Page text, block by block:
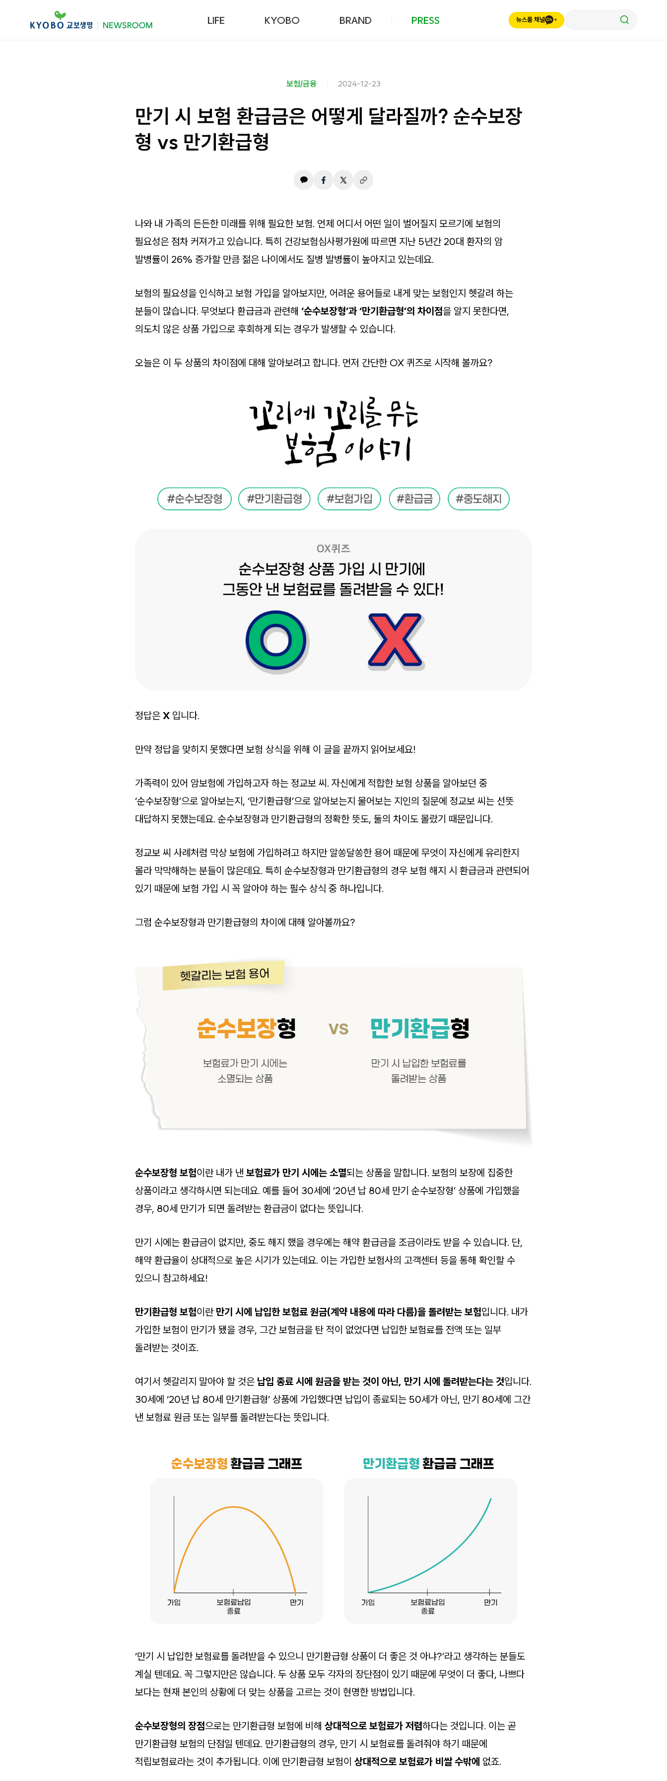
LIFE KYOBO BRAND PRESS 뉴스룸 채널
보험/금융 2024-12-23
만기 시 보험 환급금은 어떻게 달라질까? 순수보장
형 vs 만기환급형
나와 내 가족의 든든한 미래를 위해 필요한 보험. 언제 어디서 어떤 일이 벌어질지 모르기에 보험의
필요성은 점차 커져가고 있습니다. 특히 건강보험심사평가원에 따르면 지난 5년간 20대 환자의 암
발병률이 26% 증가할 만큼 젊은 나이에서도 질병 발병률이 높아지고 있는데요.
보험의 필요성을 인식하고 보험 가입을 알아보지만, 어려운 용어들로 내게 맞는 보험인지 헷갈려 하는
분들이 많습니다. 무엇보다 환급금과 관련해 ‘순수보장형’과 ‘만기환급형’의 차이점을 알지 못한다면,
의도치 않은 상품 가입으로 후회하게 되는 경우가 발생할 수 있습니다.
오늘은 이 두 상품의 차이점에 대해 알아보려고 합니다. 먼저 간단한 OX 퀴즈로 시작해 볼까요?
정답은 X 입니다.
만약 정답을 맞히지 못했다면 보험 상식을 위해 이 글을 끝까지 읽어보세요!
가족력이 있어 암보험에 가입하고자 하는 정교보 씨. 자신에게 적합한 보험 상품을 알아보던 중
‘순수보장형’으로 알아보는지, ‘만기환급형’으로 알아보는지 물어보는 지인의 질문에 정교보 씨는 선뜻
대답하지 못했는데요. 순수보장형과 만기환급형의 정확한 뜻도, 둘의 차이도 몰랐기 때문입니다.
정교보 씨 사례처럼 막상 보험에 가입하려고 하지만 알쏭달쏭한 용어 때문에 무엇이 자신에게 유리한지
몰라 막막해하는 분들이 많은데요. 특히 순수보장형과 만기환급형의 경우 보험 해지 시 환급금과 관련되어
있기 때문에 보험 가입 시 꼭 알아야 하는 필수 상식 중 하나입니다.
그럼 순수보장형과 만기환급형의 차이에 대해 알아볼까요?
순수보장형 보험이란 내가 낸 보험료가 만기 시에는 소멸되는 상품을 말합니다. 보험의 보장에 집중한
상품이라고 생각하시면 되는데요. 예를 들어 30세에 ‘20년 납 80세 만기 순수보장형’ 상품에 가입했을
경우, 80세 만기가 되면 돌려받는 환급금이 없다는 뜻입니다.
만기 시에는 환급금이 없지만, 중도 해지 했을 경우에는 해약 환급금을 조금이라도 받을 수 있습니다. 단,
해약 환급율이 상대적으로 높은 시기가 있는데요. 이는 가입한 보험사의 고객센터 등을 통해 확인할 수
있으니 참고하세요!
만기환급형 보험이란 만기 시에 납입한 보험료 원금(계약 내용에 따라 다름)을 돌려받는 보험입니다. 내가
가입한 보험이 만기가 됐을 경우, 그간 보험금을 탄 적이 없었다면 납입한 보험료를 전액 또는 일부
돌려받는 것이죠.
여기서 헷갈리지 말아야 할 것은 납입 종료 시에 원금을 받는 것이 아닌, 만기 시에 돌려받는다는 것입니다.
30세에 ‘20년 납 80세 만기환급형’ 상품에 가입했다면 납입이 종료되는 50세가 아닌, 만기 80세에 그간
낸 보험료 원금 또는 일부를 돌려받는다는 뜻입니다.
‘만기 시 납입한 보험료를 돌려받을 수 있으니 만기환급형 상품이 더 좋은 것 아냐?’라고 생각하는 분들도
계실 텐데요. 꼭 그렇지만은 않습니다. 두 상품 모두 각자의 장단점이 있기 때문에 무엇이 더 좋다, 나쁘다
보다는 현재 본인의 상황에 더 맞는 상품을 고르는 것이 현명한 방법입니다.
순수보장형의 장점으로는 만기환급형 보험에 비해 상대적으로 보험료가 저렴하다는 것입니다. 이는 곧
만기환급형 보험의 단점일 텐데요. 만기환급형의 경우, 만기 시 보험료를 돌려줘야 하기 때문에
적립보험료라는 것이 추가됩니다. 이에 만기환급형 보험이 상대적으로 보험료가 비쌀 수밖에 없죠.